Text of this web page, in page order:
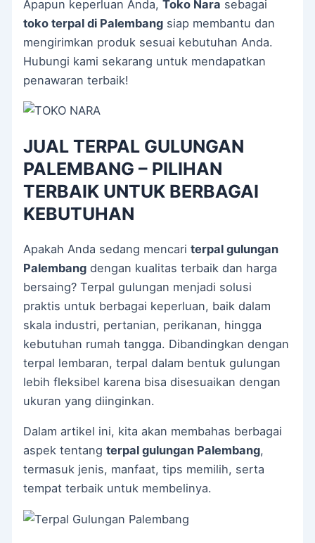
Apapun keperluan Anda,Toko Nara sebagai
toko terpal di Palembang siap membantu dan
mengirimkan produk sesuai kebutuhan Anda.
Hubungi kami sekarang untuk mendapatkan
penawaran terbaik!
JUAL TERPAL GULUNGAN
PALEMBANG – PILIHAN
TERBAIK UNTUK BERBAGAI
KEBUTUHAN
Apakah Anda sedang mencariterpal gulungan
Palembang dengan kualitas terbaik dan harga
bersaing? Terpal gulungan menjadi solusi
praktis untuk berbagai keperluan, baik dalam
skala industri, pertanian, perikanan, hingga
kebutuhan rumah tangga. Dibandingkan dengan
terpal lembaran, terpal dalam bentuk gulungan
lebih fleksibel karena bisa disesuaikan dengan
ukuran yang diinginkan.
Dalam artikel ini, kita akan membahas berbagai
aspek tentangterpal gulungan Palembang,
termasuk jenis, manfaat, tips memilih, serta
tempat terbaik untuk membelinya.